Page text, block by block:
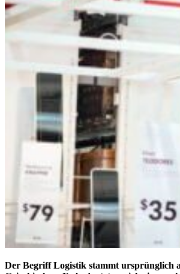
Der Begriff Logistik stammt ursprünglich